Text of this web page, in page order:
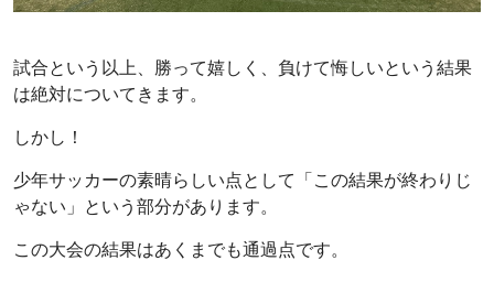
試合という以上、勝って嬉しく、負けて悔しいという結果
は絶対についてきます。
しかし！
少年サッカーの素晴らしい点として「この結果が終わりじ
ゃない」という部分があります。
この大会の結果はあくまでも通過点です。